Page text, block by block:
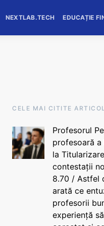
NEXTLAB.TECH EDUCAȚIE
CELE MAI CITITE
Profesorul
profesoară
la
contestații
8.70 / Astfel
arată ce
profesorii
experiență